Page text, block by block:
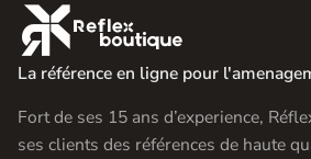

La référence en ligne pour
Fort de ses 15 ans d’experience,
ses clients des références de haute